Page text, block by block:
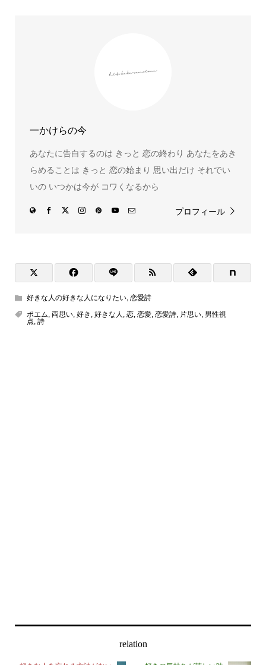
一かけらの今
あなたに告白するのは きっと 恋の終わり あなたをあき
らめることは きっと 恋の始まり 思い出だけ それでい
いの いつかは今が コワくなるから
プロフィール
好きな人の好きな人になりたい, 恋愛詩
ポエム, 両思い, 好き , 好きな人 , 恋, 恋愛, 恋愛詩, 片思い, 男性視
点, 詩
relation